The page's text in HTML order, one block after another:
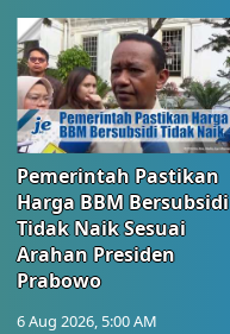
Pemerintah Pastikan
Harga BBM Bersubsidi
Tidak Naik Sesuai
Arahan Presiden
Prabowo
6 Aug 2026, 5:00 AM